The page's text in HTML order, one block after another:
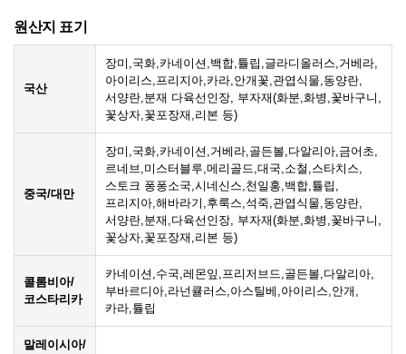
원산지 표기
국산
장미,국화,카네이션,백합,튤립,글라디올러스,거베라,
아이리스,프리지아,카라,안개꽃,관엽식물,동양란,
서양란,분재 다육선인장, 부자재(화분,화병,꽃바구니,
꽃상자,꽃포장재,리본 등)
중국/대만
장미,국화,카네이션,거베라,골든볼,다알리아,금어초,
르네브,미스터블루,메리골드,대국,소철,스타치스,
스토크 퐁퐁소국,시네신스,천일홍,백합,튤립,
프리지아,해바라기,후룩스,석죽,관엽식물,동양란,
서양란,분재,다육선인장, 부자재(화분,화병,꽃바구니,
꽃상자,꽃포장재,리본 등)
콜롬비아/
코스타리카
카네이션,수국,레몬잎,프리저브드,골든볼,다알리아,
부바르디아,라넌큘러스,아스틸베,아이리스,안개,
카라,튤립
말레이시아/